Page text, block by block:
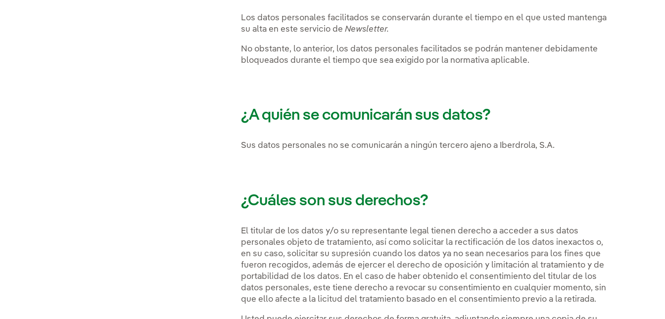
Los datos personales facilitados se conservarán durante el tiempo en el que usted mantenga
su alta en este servicio deNewsletter.
No obstante, lo anterior, los datos personales facilitados se podrán mantener debidamente
bloqueados durante el tiempo que sea exigido por la normativa aplicable.
¿A quién se comunicarán sus datos?
Sus datos personales no se comunicarán a ningún tercero ajeno a Iberdrola, S.A.
¿Cuáles son sus derechos?
El titular de los datos y/o su representante legal tienen derecho a acceder a sus datos
personales objeto de tratamiento, así como solicitar la rectificación de los datos inexactos o,
en su caso, solicitar su supresión cuando los datos ya no sean necesarios para los fines que
fueron recogidos, además de ejercer el derecho de oposición y limitación al tratamiento y de
portabilidad de los datos. En el caso de haber obtenido el consentimiento del titular de los
datos personales, este tiene derecho a revocar su consentimiento en cualquier momento, sin
que ello afecte a la licitud del tratamiento basado en el consentimiento previo a la retirada.